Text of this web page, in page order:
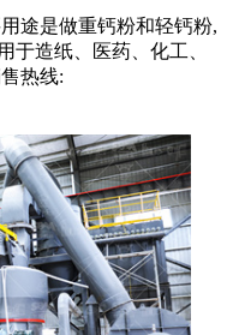
途是做重钙粉和轻钙粉,
于造纸、医药、化工、
热线: